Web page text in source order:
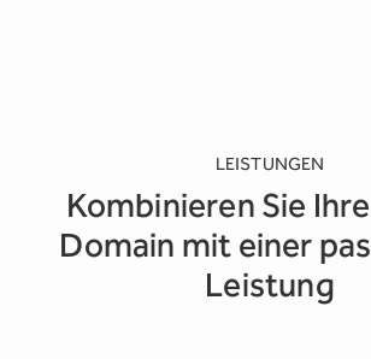
LEISTUNGEN
Kombinieren Sie
Domain mit einer
Leistung